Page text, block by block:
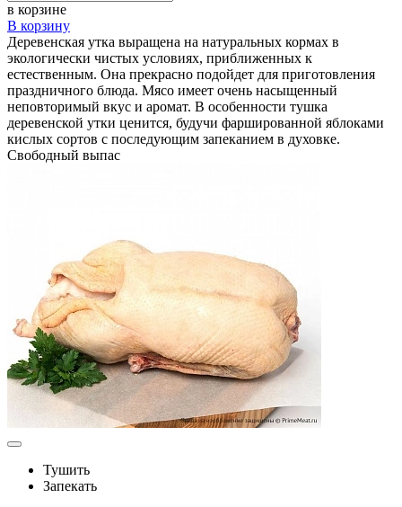
в корзине
В корзину
Деревенская утка выращена на натуральных кормах в
экологически чистых условиях, приближенных к
естественным. Она прекрасно подойдет для приготовления
праздничного блюда. Мясо имеет очень насыщенный
неповторимый вкус и аромат. В особенности тушка
деревенской утки ценится, будучи фаршированной яблоками
кислых сортов с последующим запеканием в духовке.
Свободный выпас
Тушить
Запекать